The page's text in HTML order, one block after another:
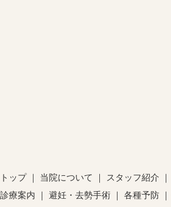
トップ 当院について スタッフ紹介
診療案内
避妊・去勢手術 各種予防